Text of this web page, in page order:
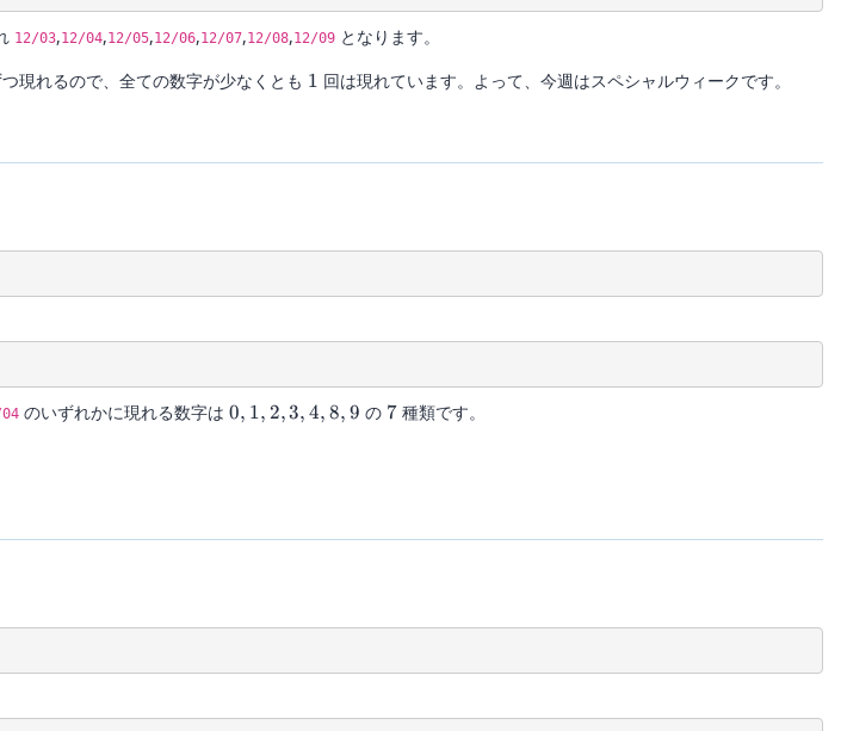
12/03,12/04,12/05,12/06,12/07,12/08,12/09 となります。
現れるので、全ての数字が少なくとも 1
1 回は現れています。よって、今週はスペシャルウィークです。
のいずれかに現れる数字は 0,1,2,3,4,8,9
0, 1, 2,3, 4, 8, 9 の 7
7種類です。